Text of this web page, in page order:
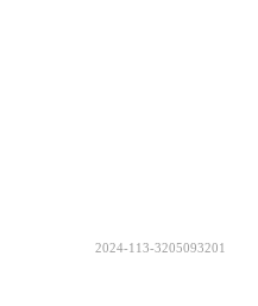
2024-113-3205093201